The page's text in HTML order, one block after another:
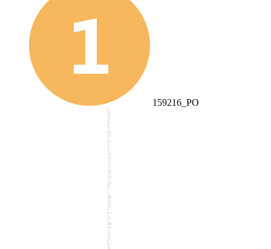
159216_PO